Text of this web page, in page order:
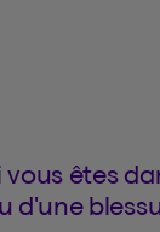
êtes
d'une